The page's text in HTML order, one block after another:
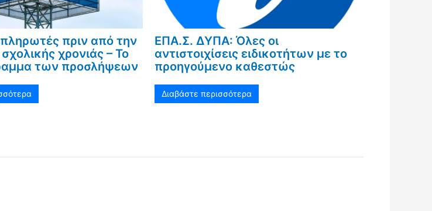
πριν από την
χρονιάς – Το
των προσλήψεων
ΕΠΑ.Σ. ΔΥΠΑ: Όλες οι
αντιστοιχίσεις ειδικοτήτων με το
προηγούμενο καθεστώς
Διαβάστε περισσότερα